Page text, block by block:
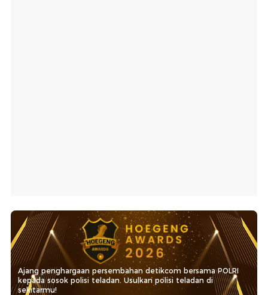
Ajang penghargaan persembahan detikcom bersama POLRI
kepada sosok polisi teladan. Usulkan polisi teladan di
sekitarmu!